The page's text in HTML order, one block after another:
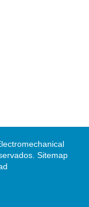
Sitemap